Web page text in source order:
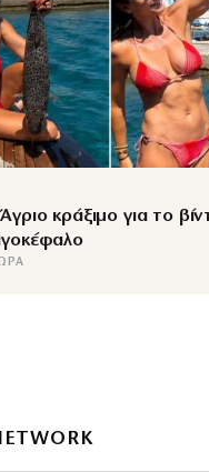
κράξιμο για το